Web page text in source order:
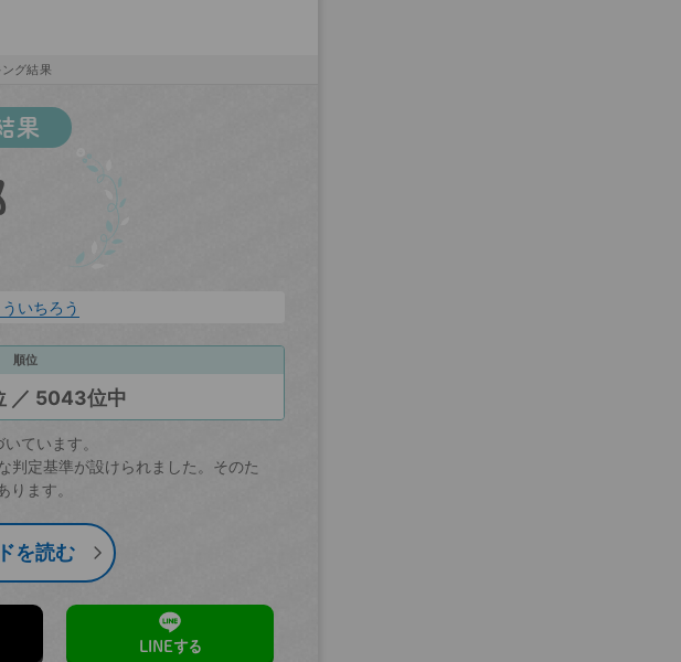
グ結果
果
ういちろう
順位
／ 5043位中
ています。
判定基準が設けられました。そのた
ます。
を読む
LINEする